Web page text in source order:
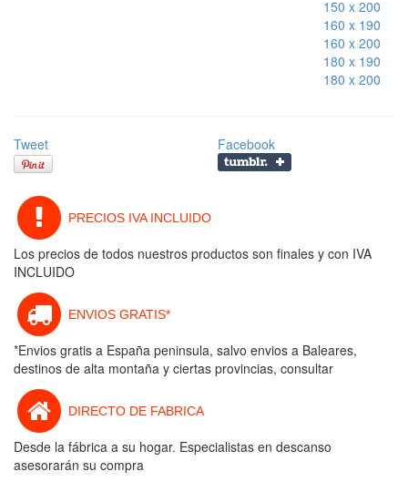
150 x 200
160 x 190
160 x 200
180 x 190
180 x 200
Tweet Facebook
PRECIOS IVA INCLUIDO
Los precios de todos nuestros productos son finales y con IVA
INCLUIDO
ENVIOS GRATIS*
*Envios gratis a España peninsula, salvo envios a Baleares,
destinos de alta montaña y ciertas provincias, consultar
DIRECTO DE FABRICA
Desde la fábrica a su hogar. Especialistas en descanso
asesorarán su compra